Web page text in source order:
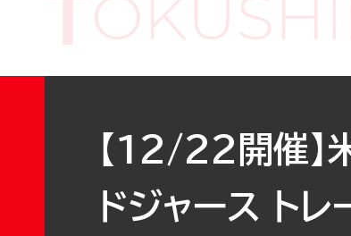
【12/22開催】
ドジャース トレ